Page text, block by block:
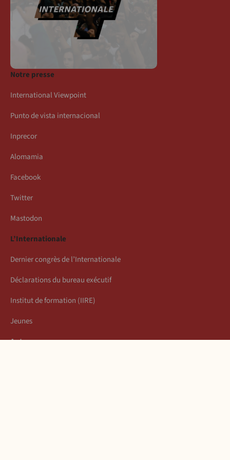
Notre presse
International Viewpoint
Punto de vista internacional
Inprecor
Alomamia
Facebook
Twitter
Mastodon
L’Internationale
Dernier congrès de l’Internationale
Déclarations du bureau exécutif
Institut de formation (IIRE)
Jeunes
Auteurs